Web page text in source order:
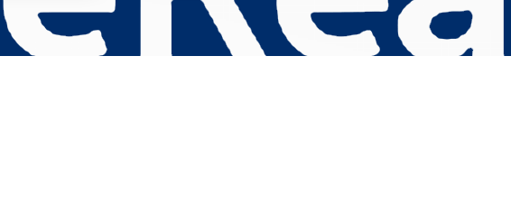
vos Options
gérer vos paramètres de confidentialité, en garantissant la conformité avec